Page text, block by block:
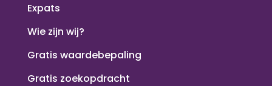
Expats
Wie zijn wij?
Gratis waardebepaling
Gratis zoekopdracht